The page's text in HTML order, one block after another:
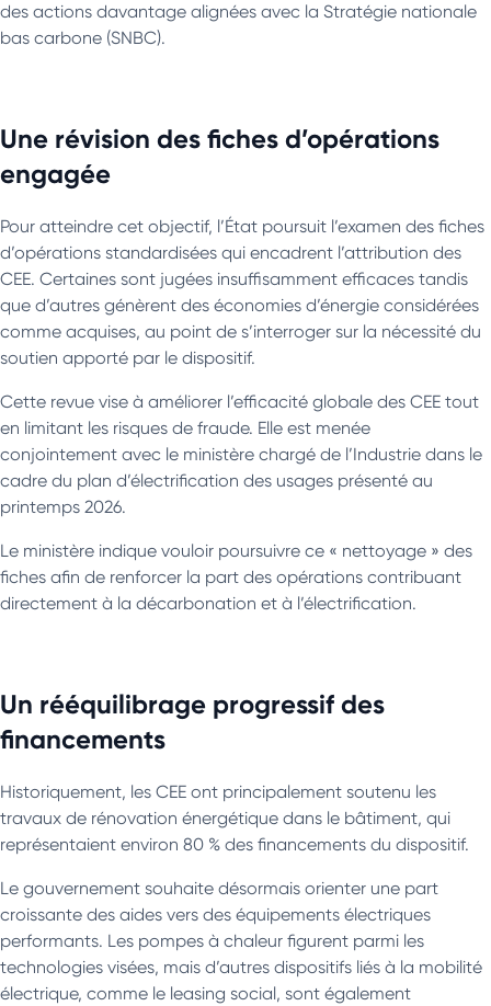
des actions davantage alignées avec la Stratégie nationale
bas carbone (SNBC).
Une révision des fiches d’opérations
engagée
Pour atteindre cet objectif, l’État poursuit l’examen des fiches
d’opérations standardisées qui encadrent l’attribution des
CEE. Certaines sont jugées insuffisamment efficaces tandis
que d’autres génèrent des économies d’énergie considérées
comme acquises, au point de s’interroger sur la nécessité du
soutien apporté par le dispositif.
Cette revue vise à améliorer l’efficacité globale des CEE tout
en limitant les risques de fraude. Elle est menée
conjointement avec le ministère chargé de l’Industrie dans le
cadre du plan d’électrification des usages présenté au
printemps 2026.
Le ministère indique vouloir poursuivre ce « nettoyage » des
fiches afin de renforcer la part des opérations contribuant
directement à la décarbonation et à l’électrification.
Un rééquilibrage progressif des
financements
Historiquement, les CEE ont principalement soutenu les
travaux de rénovation énergétique dans le bâtiment, qui
représentaient environ 80 % des financements du dispositif.
Le gouvernement souhaite désormais orienter une part
croissante des aides vers des équipements électriques
performants. Les pompes à chaleur figurent parmi les
technologies visées, mais d’autres dispositifs liés à la mobilité
électrique, comme le leasing social, sont également